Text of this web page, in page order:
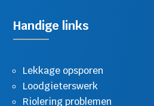
Handige links
Lekkage opsporen
Loodgieterswerk
Riolering problemen